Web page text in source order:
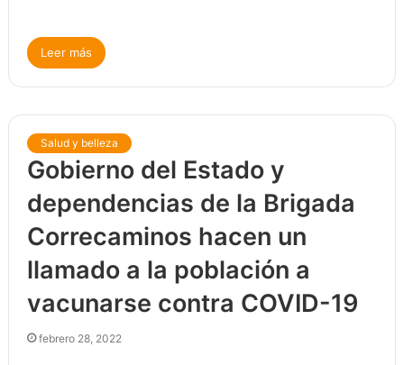
Leer más
Salud y belleza
Gobierno del Estado y
dependencias de la Brigada
Correcaminos hacen un
llamado a la población a
vacunarse contra COVID-19
febrero 28, 2022